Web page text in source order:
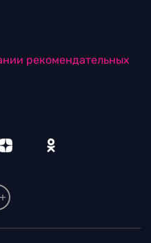
рекомендательных